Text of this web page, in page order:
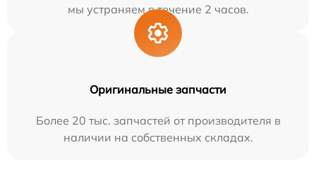
мы устраняем в течение 2 часов.
Оригинальные запчасти
Более 20 тыс. запчастей от производителя в
наличии на собственных складах.